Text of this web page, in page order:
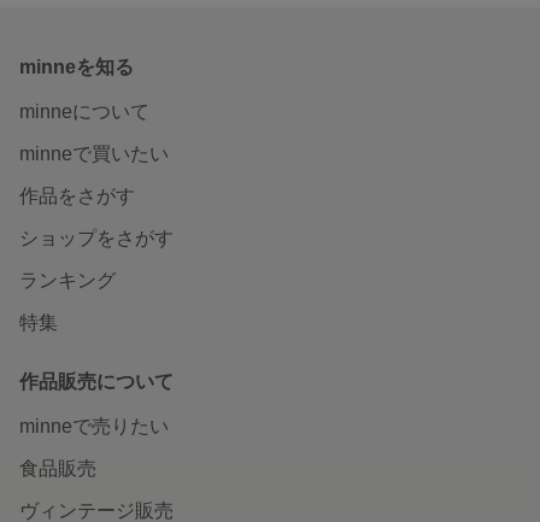
minneを知る
minneについて
minneで買いたい
作品をさがす
ショップをさがす
ランキング
特集
作品販売について
minneで売りたい
食品販売
ヴィンテージ販売